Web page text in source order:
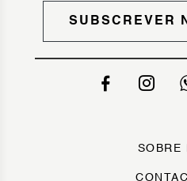
SUBSCREVER
SOBRE